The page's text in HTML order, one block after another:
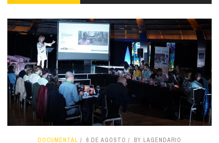
DOCUMENTAL 6 DE AGOSTO BY LAGENDARIO